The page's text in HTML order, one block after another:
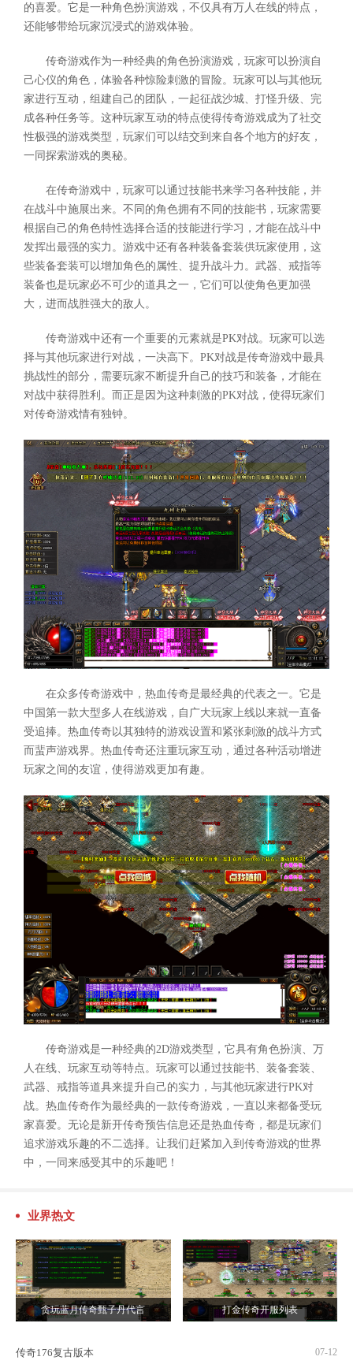
的喜爱。它是一种角色扮演游戏，不仅具有万人在线的特点，
还能够带给玩家沉浸式的游戏体验。
传奇游戏作为一种经典的角色扮演游戏，玩家可以扮演自
己心仪的角色，体验各种惊险刺激的冒险。玩家可以与其他玩
家进行互动，组建自己的团队，一起征战沙城、打怪升级、完
成各种任务等。这种玩家互动的特点使得传奇游戏成为了社交
性极强的游戏类型，玩家们可以结交到来自各个地方的好友，
一同探索游戏的奥秘。
在传奇游戏中，玩家可以通过技能书来学习各种技能，并
在战斗中施展出来。不同的角色拥有不同的技能书，玩家需要
根据自己的角色特性选择合适的技能进行学习，才能在战斗中
发挥出最强的实力。游戏中还有各种装备套装供玩家使用，这
些装备套装可以增加角色的属性、提升战斗力。武器、戒指等
装备也是玩家必不可少的道具之一，它们可以使角色更加强
大，进而战胜强大的敌人。
传奇游戏中还有一个重要的元素就是PK对战。玩家可以选
择与其他玩家进行对战，一决高下。PK对战是传奇游戏中最具
挑战性的部分，需要玩家不断提升自己的技巧和装备，才能在
对战中获得胜利。而正是因为这种刺激的PK对战，使得玩家们
对传奇游戏情有独钟。
在众多传奇游戏中，热血传奇是最经典的代表之一。它是
中国第一款大型多人在线游戏，自广大玩家上线以来就一直备
受追捧。热血传奇以其独特的游戏设置和紧张刺激的战斗方式
而蜚声游戏界。热血传奇还注重玩家互动，通过各种活动增进
玩家之间的友谊，使得游戏更加有趣。
传奇游戏是一种经典的2D游戏类型，它具有角色扮演、万
人在线、玩家互动等特点。玩家可以通过技能书、装备套装、
武器、戒指等道具来提升自己的实力，与其他玩家进行PK对
战。热血传奇作为最经典的一款传奇游戏，一直以来都备受玩
家喜爱。无论是新开传奇预告信息还是热血传奇，都是玩家们
追求游戏乐趣的不二选择。让我们赶紧加入到传奇游戏的世界
中，一同来感受其中的乐趣吧！
业界热文
贪玩蓝月传奇甄子丹代言 打金传奇开服列表
传奇176复古版本 07-12